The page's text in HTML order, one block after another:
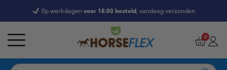
Op werkdagen voor 16:00 besteld, vandaag verzonden
Gratis levering vanaf €39,-
9,5 7247 Reviews
Producten
0